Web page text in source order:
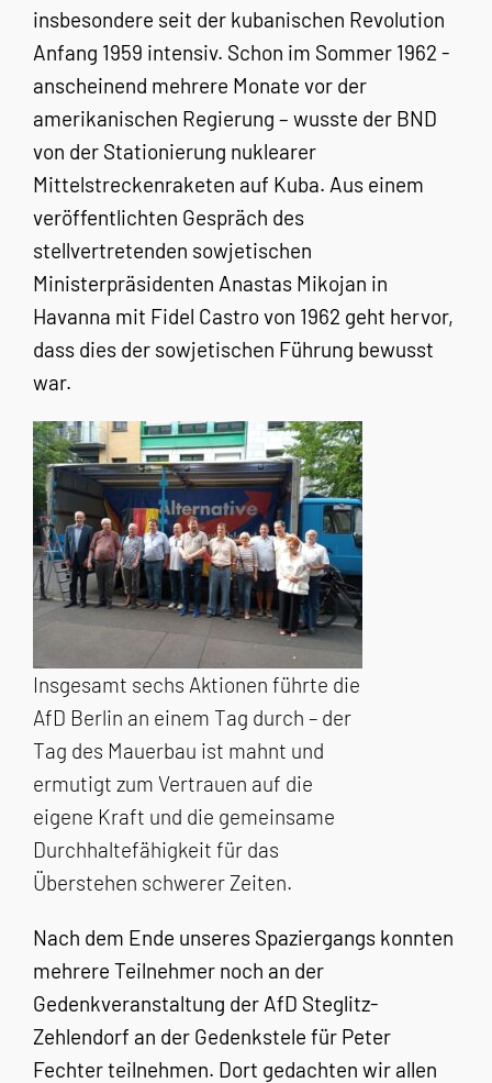
insbesondere seit der kubanischen Revolution
Anfang 1959 intensiv. Schon im Sommer 1962 -
anscheinend mehrere Monate vor der
amerikanischen Regierung – wusste der BND
von der Stationierung nuklearer
Mittelstreckenraketen auf Kuba. Aus einem
veröffentlichten Gespräch des
stellvertretenden sowjetischen
Ministerpräsidenten Anastas Mikojan in
Havanna mit Fidel Castro von 1962 geht hervor,
dass dies der sowjetischen Führung bewusst
war.
Insgesamt sechs Aktionen führte die
AfD Berlin an einem Tag durch – der
Tag des Mauerbau ist mahnt und
ermutigt zum Vertrauen auf die
eigene Kraft und die gemeinsame
Durchhaltefähigkeit für das
Überstehen schwerer Zeiten.
Nach dem Ende unseres Spaziergangs konnten
mehrere Teilnehmer noch an der
Gedenkveranstaltung der AfD Steglitz-
Zehlendorf an der Gedenkstele für Peter
Fechter teilnehmen. Dort gedachten wir allen